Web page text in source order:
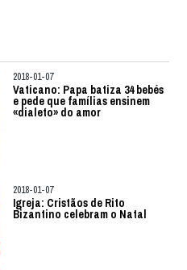
2018-01-07
Vaticano: Papa batiza 34 bebés
e pede que famílias ensinem
«dialeto» do amor
2018-01-07
Igreja: Cristãos de Rito
Bizantino celebram o Natal